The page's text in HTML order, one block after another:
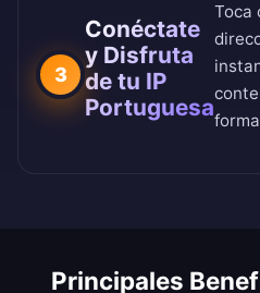
3
Conéctate
y Disfruta
de tu IP
Portuguesa
Toca
Principales